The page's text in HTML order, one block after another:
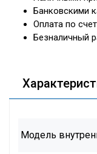
Банковскими
Оплата по
Безналичный
Модель